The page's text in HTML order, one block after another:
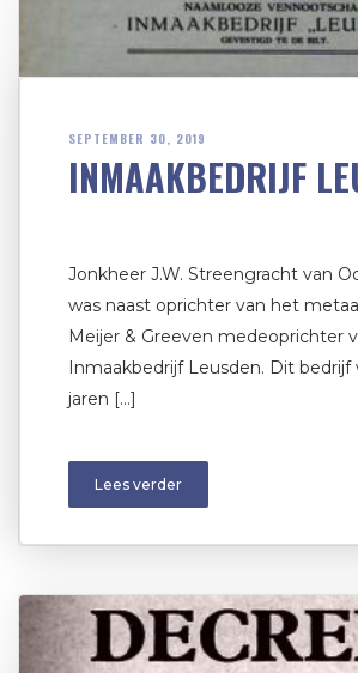
SEPTEMBER 30, 2019
INMAAKBEDRIJF
Jonkheer J.W. Streengracht van
was naast oprichter van het
Meijer & Greeven medeoprichter
Inmaakbedrijf Leusden. Dit bedrijf
jaren […]
Lees verder